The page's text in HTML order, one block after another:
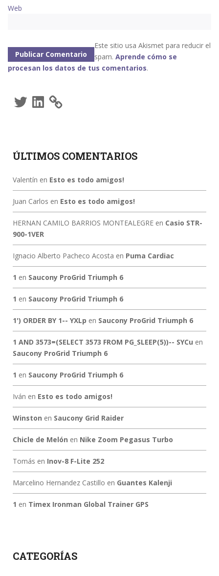
Web
Este sitio usa Akismet para reducir el
spam. Aprende cómo se
procesan los datos de tus comentarios.
TwitterLinkedIn
ÚLTIMOS COMENTARIOS
Valentín en Esto es todo amigos!
Juan Carlos en Esto es todo amigos!
HERNAN CAMILO BARRIOS MONTEALEGREen Casio STR-
900-1VER
Ignacio Alberto Pacheco Acosta en Puma Cardiac
1 en Saucony ProGrid Triumph 6
1 en Saucony ProGrid Triumph 6
1') ORDER BY 1-- YXLp en Saucony ProGrid Triumph 6
1 AND 3573=(SELECT 3573 FROM PG_SLEEP(5))-- SYCu en
Saucony ProGrid Triumph 6
1 en Saucony ProGrid Triumph 6
Iván en Esto es todo amigos!
Winston en Saucony Grid Raider
Chicle de Melón en Nike Zoom Pegasus Turbo
Tomás en Inov-8 F-Lite 252
Marcelino Hernandez Castillo en Guantes Kalenji
1 en Timex Ironman Global Trainer GPS
CATEGORÍAS